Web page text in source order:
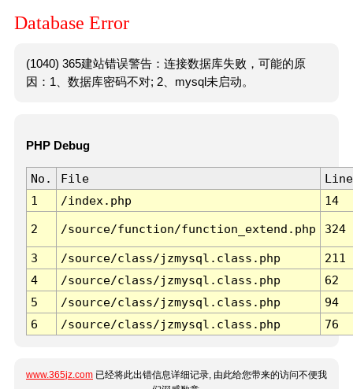
Database Error
(1040) 365建站错误警告：连接数据库失败，可能的原
因：1、数据库密码不对; 2、mysql未启动。
PHP Debug
No. File
Line
1
/index.php 14
2 /source/function/function_extend.php 324
3 /source/class/jzmysql.class.php
211
4
/source/class/jzmysql.class.php
62
5
/source/class/jzmysql.class.php
94
6
/source/class/jzmysql.class.php 76
www.365jz.com 已经将此出错信息详细记录, 由此给您带来的访问不便我